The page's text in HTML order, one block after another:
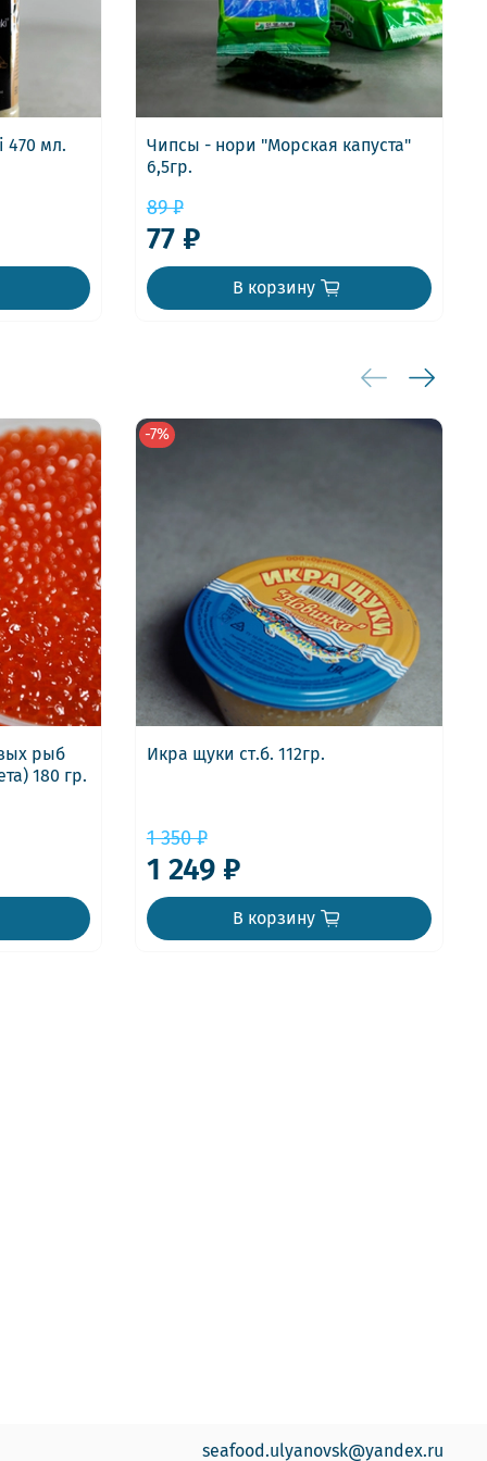
470 мл.
Чипсы - нори "Морская капуста"
6,5гр.
89 ₽
77 ₽
В корзину
рыб
180 гр.
-7%
Икра щуки ст.б. 112гр.
1 350 ₽
1 249 ₽
В корзину
seafood.ulyanovsk@yandex.ru